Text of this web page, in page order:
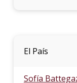
El País
Sofía